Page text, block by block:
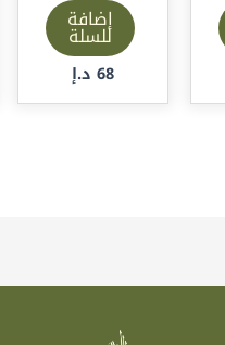
إضافة
للسلة
68 د.إ